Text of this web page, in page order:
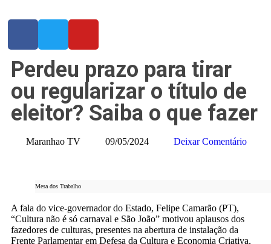
Perdeu prazo para tirar
ou regularizar o título de
eleitor? Saiba o que fazer
Maranhao TV 09/05/2024 Deixar Comentário
Mesa dos Trabalho
A fala do vice-governador do Estado, Felipe Camarão (PT),
“Cultura não é só carnaval e São João” motivou aplausos dos
fazedores de culturas, presentes na abertura de instalação da
Frente Parlamentar em Defesa da Cultura e Economia Criativa,